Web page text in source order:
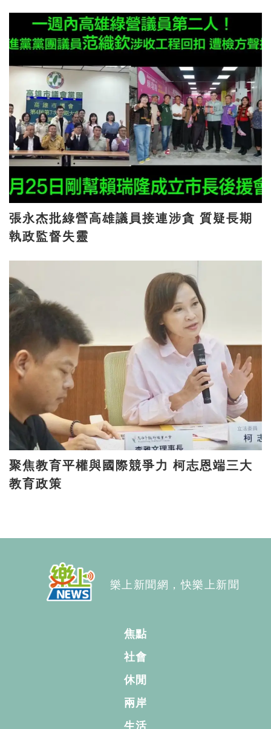
張永杰批綠營高雄議員接連涉貪 質疑長期
執政監督失靈
聚焦教育平權與國際競爭力 柯志恩端三大
教育政策
樂上新聞網，快樂上新聞
焦點
社會
休閒
兩岸
生活